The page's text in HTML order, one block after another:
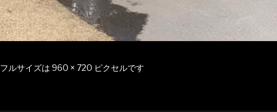
フルサイズは 960 × 720 ピクセルです